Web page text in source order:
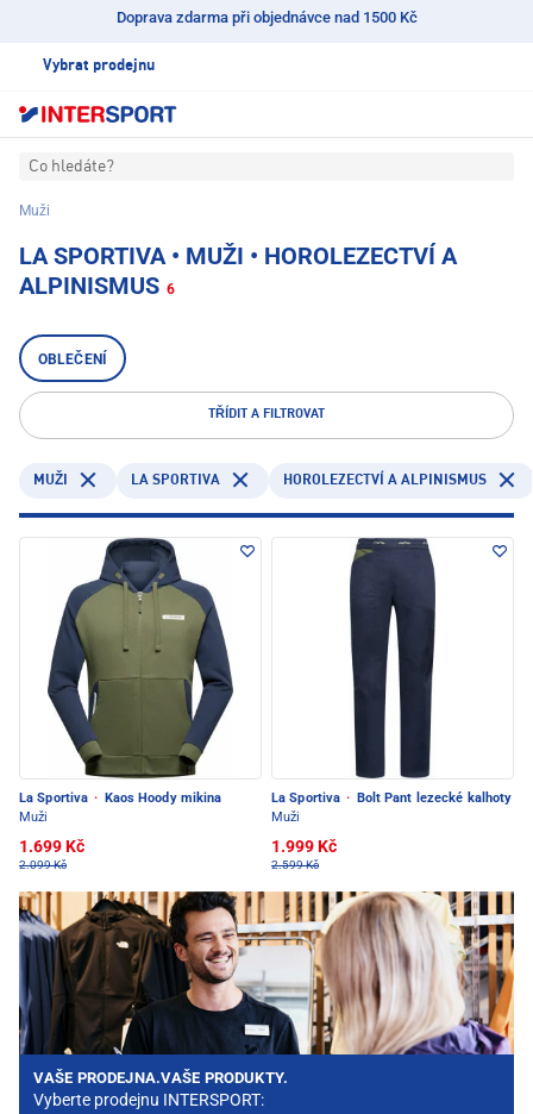
Doprava zdarma při objednávce nad 1500 Kč
Vybrat prodejnu
Co hledáte?
Muži
LA SPORTIVA • MUŽI • HOROLEZECTVÍ A
ALPINISMUS 6
OBLEČENÍ
TŘÍDIT A FILTROVAT
MUŽI LA SPORTIVA HOROLEZECTVÍ A ALPINISMUS
La Sportiva · Kaos Hoody mikina
Muži
1.699 Kč
2.099 Kč
La Sportiva · Bolt Pant lezecké kalhoty
Muži
1.999 Kč
2.599 Kč
VAŠE PRODEJNA.VAŠE PRODUKTY.
Vyberte prodejnu INTERSPORT: